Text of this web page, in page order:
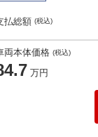
払総額 (税込)
両本体価格 (税込)
万円